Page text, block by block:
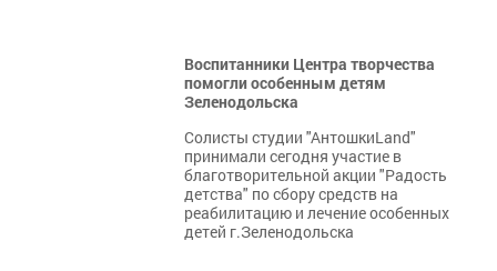
Воспитанники Центра творчества
помогли особенным детям
Зеленодольска
Солисты студии "АнтошкиLand"
принимали сегодня участие в
благотворительной акции "Радость
детства" по сбору средств на
реабилитацию и лечение особенных
детей г.Зеленодольска